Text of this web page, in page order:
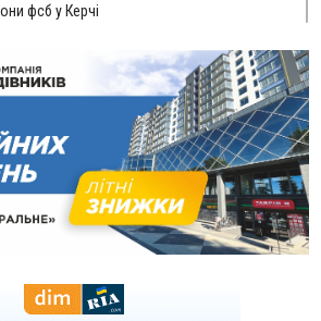
фсб у Керчі
п'яний на Chevrolet втікав від поліції
декларування вогнепальної зброї:
282 одиниці
вступників отримали
зарахування на бакалаврат у ВНЗ
Долині тимчасово залишаться без газу
відбулася Патріарша проща
стати суддею Міжнародного